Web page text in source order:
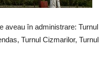
aveau în administrare: Turnul
Turnul Cizmarilor, Turnul